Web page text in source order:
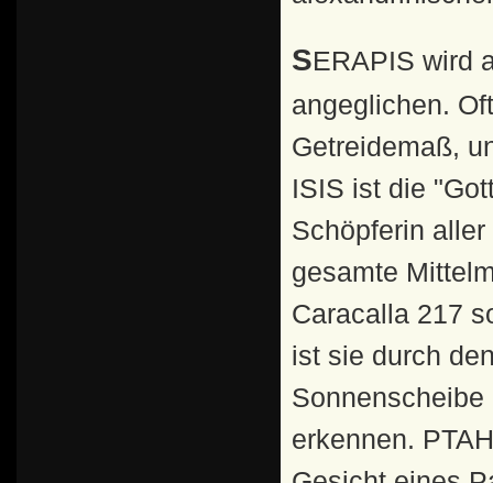
SERAPIS wird als Hauptgott dem griechischen Zeus
angeglichen.
Getreidemaß,
ISIS ist die
Schöpferin
gesamte
Caracalla 217
ist sie durch
erkennen.